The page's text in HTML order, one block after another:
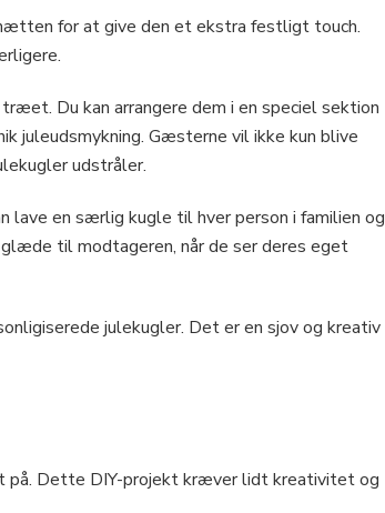
for at give den et ekstra festligt touch.
Du kan arrangere dem i en speciel sektion
juleudsmykning. Gæsterne vil ikke kun blive
udstråler.
lave en særlig kugle til hver person i familien og
til modtageren, når de ser deres eget
julekugler. Det er en sjov og kreativ
på. Dette DIY-projekt kræver lidt kreativitet og